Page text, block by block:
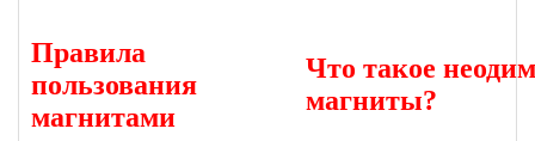
Правила
пользования
магнитами
Что такое
магниты?